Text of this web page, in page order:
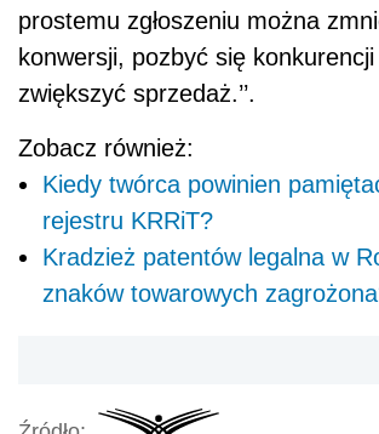
prostemu zgłoszeniu można
konwersji, pozbyć się
zwiększyć sprzedaż.’’.
Zobacz również:
Kiedy twórca powinien
rejestru KRRiT?
Kradzież patentów legalna w
znaków towarowych